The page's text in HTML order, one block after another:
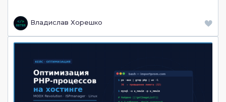
Владислав Хорешко